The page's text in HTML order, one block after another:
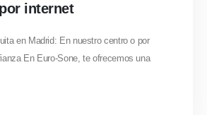
internet
en Madrid: En nuestro centro o por
En Euro‑Sone, te ofrecemos una